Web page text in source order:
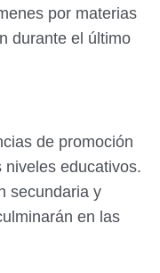
por materias
durante el último
de promoción
educativos.
secundaria y
en las